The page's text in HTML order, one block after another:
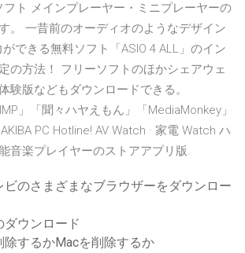
フト メインプレーヤー・ミニプレーヤーの
。 一昔前のオーディオのようなデザイン
できる無料ソフト「ASIO 4 ALL」のイン
の方法！ フリーソフトのほかシェアウェ
験版などもダウンロードできる。
」「聞々ハヤえもん」「MediaMonkey」
PC Hotline! AV Watch · 家電 Watch ハ
音楽プレイヤーのストアアプリ版.
のさまざまなブラウザーをダウンロー
ダウンロード
除するかMacを削除するか